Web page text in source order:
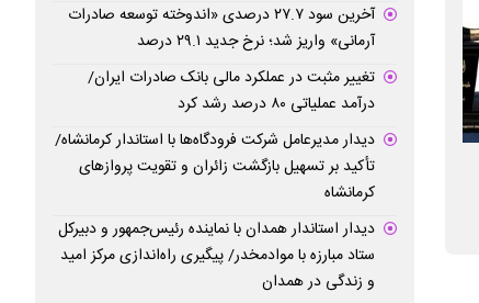
حجم تامین مالی از طریق ابزارهای نوین در
بانک ملت از ٦٣ هزار میلیارد تومان گذشت
تغییر ساعت کار
آخرین سود ۲۷.۷ درصدی «اندوخته توسعه صادرات
آرمانی» واریز شد؛ نرخ جدید ۲۹.۱ درصد
تغییر مثبت در عملکرد مالی بانک صادرات ایران/
درآمد عملیاتی ۸۰ درصد رشد کرد
دیدار مدیرعامل شرکت فرودگاه‌ها با استاندار کرمانشاه/
تأکید بر تسهیل بازگشت زائران و تقویت پروازهای
کرمانشاه
دیدار استاندار همدان با نماینده رئیس‌جمهور و دبیرکل
ستاد مبارزه با موادمخدر/ پیگیری راه‌اندازی مرکز امید
و زندگی در همدان